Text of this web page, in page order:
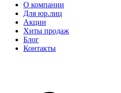
О компании
Для юр.лиц
Акции
Хиты продаж
Блог
Контакты